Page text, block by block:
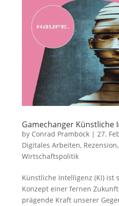
Gamechanger Künstliche
by Conrad Pramböck| 27.
Digitales Arbeiten, Rezension,
Wirtschaftspolitik
Künstliche Intelligenz (KI) ist
Konzept einer fernen
prägende Kraft unserer